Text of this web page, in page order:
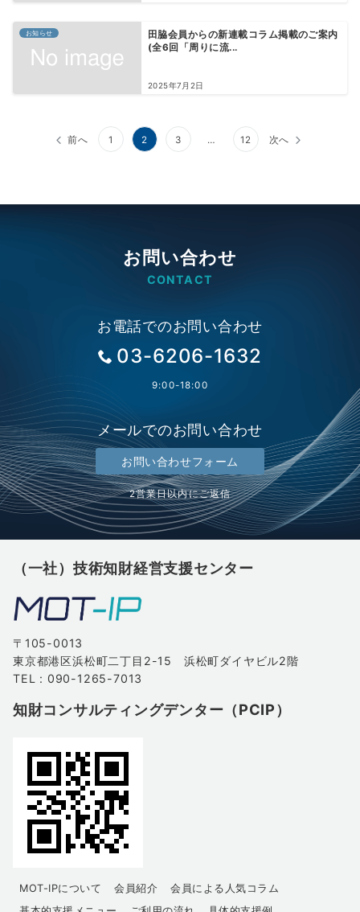
お知らせ
田脇会員からの新連載コラム掲載のご案内
(全6回「周りに流...
2025年7月2日
前へ 1 2 3 … 12 次へ
お問い合わせ
CONTACT
お電話でのお問い合わせ
03-6206-1632
9:00-18:00
メールでのお問い合わせ
お問い合わせフォーム
2営業日以内にご返信
（一社）技術知財経営支援センター
〒105-0013
東京都港区浜松町二丁目2-15 浜松町ダイヤビル2階
TEL : 090-1265-7013
知財コンサルティングデンター（PCIP）
MOT-IPについて 会員紹介
会員による人気コラム